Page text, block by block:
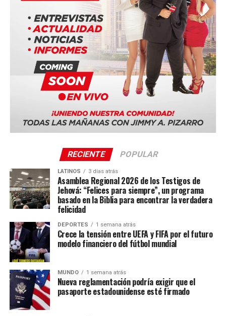
Bucarest, Rumania
Ciudad de Panamá, Panamá (Panama Convention
Quito, Ecuador
Sevilla, España
La serie mundial también incluye sedes en Costa Rica,
Portugal, Sudáfrica y Tailandia.
Un evento de alcance mundial
RECIENTE POPULAR
LATINOS 3 días atrás
Asamblea Regional 2026 de los Testigos de
Jehová: “Felices para siempre”, un programa
basado en la Biblia para encontrar la verdadera
felicidad
DEPORTES 1 semana atrás
Crece la tensión entre UEFA y FIFA por el futuro
modelo financiero del fútbol mundial
MUNDO 1 semana atrás
Nueva reglamentación podría exigir que el
pasaporte estadounidense esté firmado